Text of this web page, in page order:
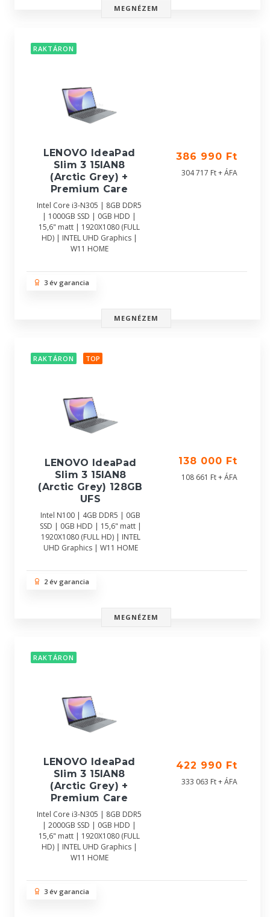
MEGNÉZEM
RAKTÁRON
LENOVO IdeaPad
Slim 3 15IAN8
(Arctic Grey) +
Premium Care
Intel Core i3-N305 | 8GB DDR5
| 1000GB SSD | 0GB HDD |
15,6" matt | 1920X1080 (FULL
HD) | INTEL UHD Graphics |
W11 HOME
386 990 Ft
304 717 Ft + ÁFA
3 év garancia
MEGNÉZEM
RAKTÁRON TOP
LENOVO IdeaPad
Slim 3 15IAN8
(Arctic Grey) 128GB
UFS
Intel N100 | 4GB DDR5 | 0GB
SSD | 0GB HDD | 15,6" matt |
1920X1080 (FULL HD) | INTEL
UHD Graphics | W11 HOME
138 000 Ft
108 661 Ft + ÁFA
2 év garancia
MEGNÉZEM
RAKTÁRON
LENOVO IdeaPad
Slim 3 15IAN8
(Arctic Grey) +
Premium Care
Intel Core i3-N305 | 8GB DDR5
| 2000GB SSD | 0GB HDD |
15,6" matt | 1920X1080 (FULL
HD) | INTEL UHD Graphics |
W11 HOME
422 990 Ft
333 063 Ft + ÁFA
3 év garancia